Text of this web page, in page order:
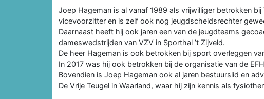
Joep Hageman is al vanaf 1989 als vrijwilliger betrokken
vicevoorzitter en is zelf ook nog jeugdscheidsrechter
Daarnaast heeft hij ook jaren een van de jeugdteams
dameswedstrijden van VZV in Sporthal ’t Zijveld.
De heer Hageman is ook betrokken bij sport overleggen
In 2017 was hij ook betrokken bij de organisatie van de
Bovendien is Joep Hageman ook al jaren bestuurslid en
De Vrije Teugel in Waarland, waar hij zijn kennis als